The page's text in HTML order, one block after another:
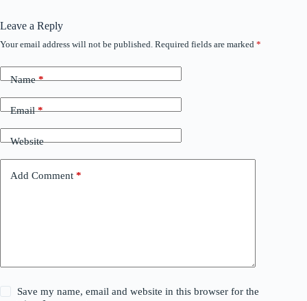
Leave a Reply
Your email address will not be published. Required fields are marked *
Name*
Email*
Website
Add Comment *
Save my name, email and website in this browser for the